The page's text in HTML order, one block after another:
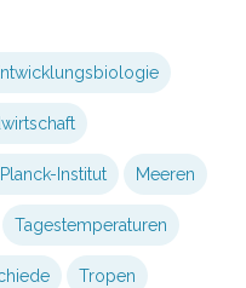
Institut Meeren
Tagestemperaturen
Tropen